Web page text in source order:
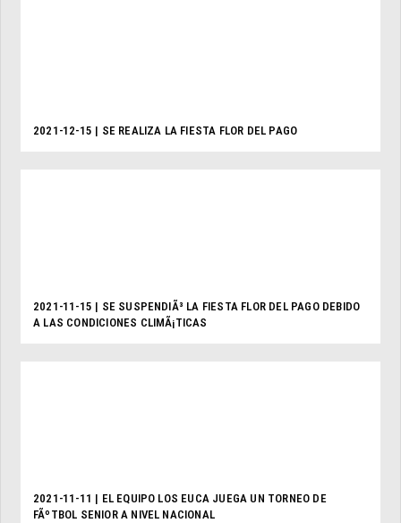
2021-12-15 | SE REALIZA LA FIESTA FLOR DEL PAGO
2021-11-15 | SE SUSPENDIÃ³ LA FIESTA FLOR DEL PAGO DEBIDO
A LAS CONDICIONES CLIMÃ¡TICAS
2021-11-11 | EL EQUIPO LOS EUCA JUEGA UN TORNEO DE
FÃºTBOL SENIOR A NIVEL NACIONAL